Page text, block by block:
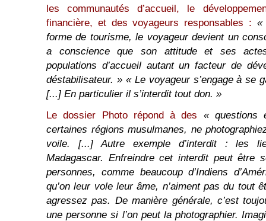
les communautés d’accueil, le
financière, et des voyageurs responsables : «
forme de tourisme, le voyageur devient un
a conscience que son attitude et ses
populations d’accueil autant un facteur de
déstabilisateur. » « Le voyageur s’engage à se
[...] En particulier il s’interdit tout don. »
Le dossier Photo répond à des « questions
certaines régions musulmanes, ne
voile. [...] Autre exemple d’interdit : les
Madagascar. Enfreindre cet interdit peut être
personnes, comme beaucoup d’Indiens
qu’on leur vole leur âme, n’aiment pas du tout
agressez pas. De manière générale, c’est
une personne si l’on peut la photographier.